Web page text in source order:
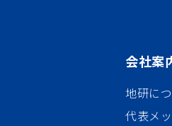
会社案
地研に
代表メ